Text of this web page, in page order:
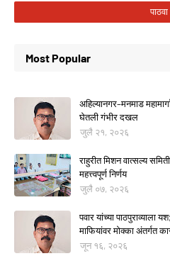
Most Popular
अहिल्यानगर–मनमाड
घेतली गंभीर दखल
जुलै २१, २०२६
राहुरीत मिशन वात्सल्य
महत्त्वपूर्ण निर्णय
जुलै ०७, २०२६
पवार यांच्या
माफियांवर मोक्का अंतर्गत
जून १६, २०२६